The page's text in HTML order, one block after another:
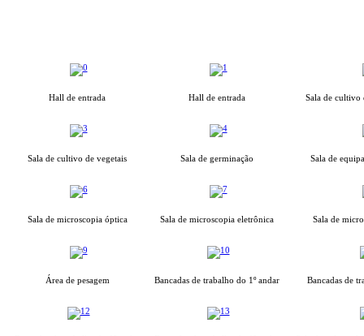
Hall de entrada Hall de entrada Sala de cultivo
Sala de cultivo de vegetais Sala de germinação Sala de
Sala de microscopia óptica Sala de microscopia eletrônica Sala de
Área de pesagem Bancadas de trabalho do 1º andar Bancadas de